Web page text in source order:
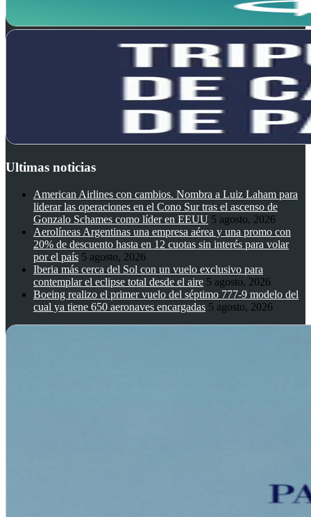
Ultimas noticias
American Airlines con cambios. Nombra a Luiz Laham para
liderar las operaciones en el Cono Sur tras el ascenso de
Gonzalo Schames como líder en EEUU 5 agosto, 2026
Aerolíneas Argentinas una empresa aérea y una promo con
20% de descuento hasta en 12 cuotas sin interés para volar
por el país 5 agosto, 2026
Iberia más cerca del Sol con un vuelo exclusivo para
contemplar el eclipse total desde el aire 5 agosto, 2026
Boeing realizo el primer vuelo del séptimo 777-9 modelo del
cual ya tiene 650 aeronaves encargadas 5 agosto, 2026